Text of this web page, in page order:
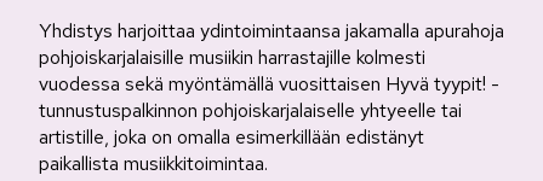
Yhdistys harjoittaa ydintoimintaansa jakamalla apurahoja
pohjoiskarjalaisille musiikin harrastajille kolmesti
vuodessa sekä myöntämällä vuosittaisen Hyvä tyypit! -
tunnustuspalkinnon pohjoiskarjalaiselle yhtyeelle tai
artistille, joka on omalla esimerkillään edistänyt
paikallista musiikkitoimintaa.